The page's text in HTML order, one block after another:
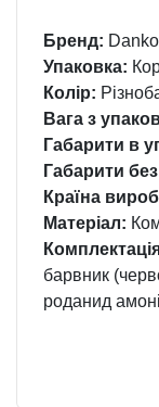
Бренд:
Упаковка:
Колір:
Вага з
Габарити в
Габарити
Країна
Матеріал:
барвник
роданид